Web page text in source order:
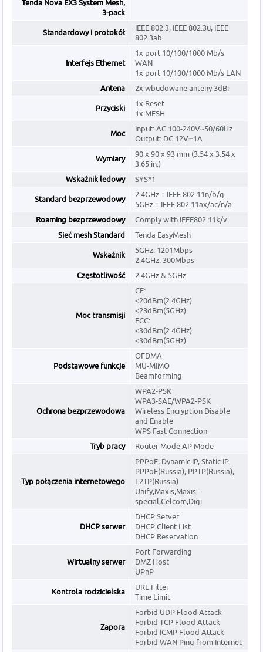
Tenda Nova EX3 System Mesh,
3-pack
Standardowy i protokół
IEEE 802.3, IEEE 802.3u, IEEE
802.3ab
Interfejs Ethernet
1x port 10/100/1000 Mb/s
WAN
1x port 10/100/1000 Mb/s LAN
Antena
2x wbudowane anteny 3dBi
Przyciski
1x Reset
1x MESH
Moc
Input: AC 100-240V~50/60Hz
Output: DC 12V⎓1A
Wymiary
90 x 90 x 93 mm (3.54 x 3.54 x
3.65 in.)
Wskaźnik ledowy
SYS*1
Standard bezprzewodowy
2.4GHz：IEEE 802.11n/b/g
5GHz：IEEE 802.11ax/ac/n/a
Roaming bezprzewodowy
Comply with IEEE802.11k/v
Sieć mesh Standard
Tenda EasyMesh
Wskaźnik
5GHz: 1201Mbps
2.4GHz: 300Mbps
Częstotliwość
2.4GHz & 5GHz
Moc transmisji
CE:
<20dBm(2.4GHz)
<23dBm(5GHz)
FCC:
<30dBm(2.4GHz)
<30dBm(5GHz)
Podstawowe funkcje
OFDMA
MU-MIMO
Beamforming
Ochrona bezprzewodowa
WPA2-PSK
WPA3-SAE/WPA2-PSK
Wireless Encryption Disable
and Enable
WPS Fast Connection
Tryb pracy
Router Mode,AP Mode
Typ połączenia internetowego
PPPoE, Dynamic IP, Static IP
PPPoE(Russia), PPTP(Russia),
L2TP(Russia)
Unify,Maxis,Maxis-
special,Celcom,Digi
DHCP serwer
DHCP Server
DHCP Client List
DHCP Reservation
Wirtualny serwer
Port Forwarding
DMZ Host
UPnP
Kontrola rodzicielska
URL Filter
Time Limit
Zapora
Forbid UDP Flood Attack
Forbid TCP Flood Attack
Forbid ICMP Flood Attack
Forbid WAN Ping from Internet